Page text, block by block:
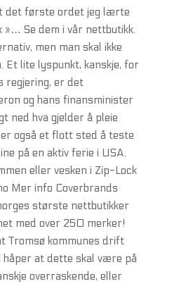
det første ordet jeg lærte
»… Se dem i vår nettbutikk.
men man skal ikke
Et lite lyspunkt, kanskje, for
regjering, er det
og hans finansminister
ned hva gjelder å pleie
også et flott sted å teste
på en aktiv ferie i USA.
eller vesken i Zip-Lock
Mer info Coverbrands
største nettbutikker
med over 250 merker!
Tromsø kommunes drift
at dette skal være på
overraskende, eller